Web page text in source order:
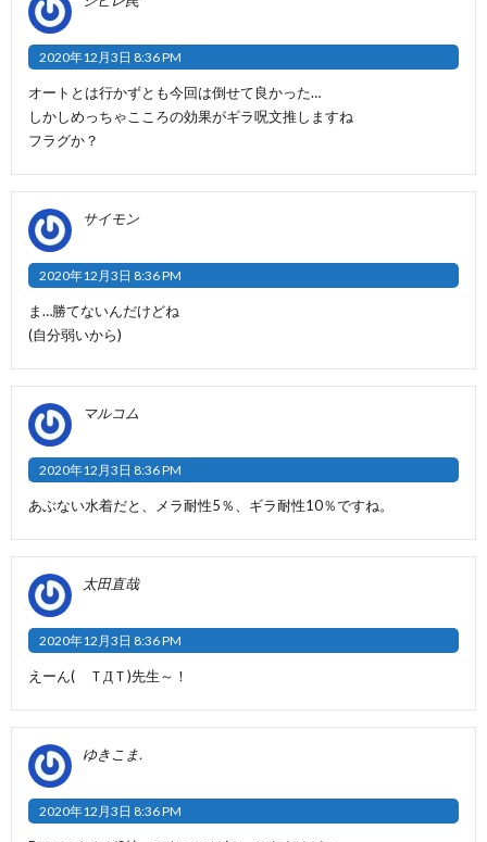
2020年12月3日 8:36 PM
オートとは行かずとも今回は倒せて良かった…
しかしめっちゃこころの効果がギラ呪文推しますね
フラグか？
サイモン
2020年12月3日 8:36 PM
ま…勝てないんだけどね
(自分弱いから)
マルコム
2020年12月3日 8:36 PM
あぶない水着だと、メラ耐性5％、ギラ耐性10％ですね。
太田直哉
2020年12月3日 8:36 PM
えーん( ＴДＴ)先生～！
ゆきこま.
2020年12月3日 8:36 PM